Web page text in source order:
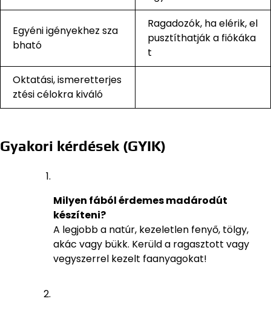
Egyéni igényekhez sza
bható
Ragadozók, ha elérik, el
pusztíthatják a fiókáka
t
Oktatási, ismeretterjes
ztési célokra kiváló
Gyakori kérdések (GYIK)
Milyen fából érdemes madárodút
készíteni?
A legjobb a natúr, kezeletlen fenyő, tölgy,
akác vagy bükk. Kerüld a ragasztott vagy
vegyszerrel kezelt faanyagokat!